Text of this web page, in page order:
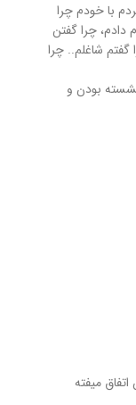
با خودم چرا
دادم، چرا گفتن
شاغلم.. چرا
بودن و
میفته